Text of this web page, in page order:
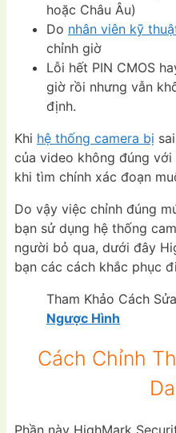
hoặc Châu Âu)
Do nhân viên kỹ
chỉnh giờ
Lỗi hết PIN CMOS
giờ rồi nhưng vẫn
định.
Khi hệ thống camera bị
của video không đúng
khi tìm chính xác đoạn
Do vậy việc chỉnh đúng
bạn sử dụng hệ thống
người bỏ qua, dưới đây
bạn các cách khắc phục
Tham Khảo Cách Sửa
Ngược Hình
Cách Chỉnh